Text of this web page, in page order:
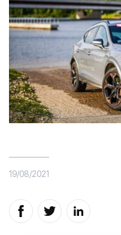
19/08/2021